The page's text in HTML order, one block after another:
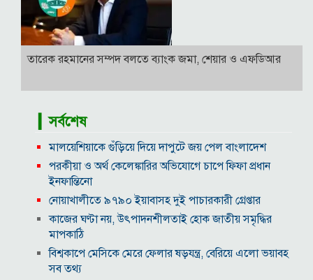
তারেক রহমানের সম্পদ বলতে ব্যাংক জমা, শেয়ার ও এফডিআর
▎সর্বশেষ
মালয়েশিয়াকে গুঁড়িয়ে দিয়ে দাপুটে জয় পেল বাংলাদেশ
পরকীয়া ও অর্থ কেলেঙ্কারির অভিযোগে চাপে ফিফা প্রধান
ইনফান্তিনো
নোয়াখালীতে ৯৭৯০ ইয়াবাসহ দুই পাচারকারী গ্রেপ্তার
কাজের ঘণ্টা নয়, উৎপাদনশীলতাই হোক জাতীয় সমৃদ্ধির
মাপকাঠি
বিশ্বকাপে মেসিকে মেরে ফেলার ষড়যন্ত্র, বেরিয়ে এলো ভয়াবহ
সব তথ্য